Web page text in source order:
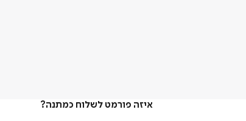
איזה פורמט לשלוח כמתנה?